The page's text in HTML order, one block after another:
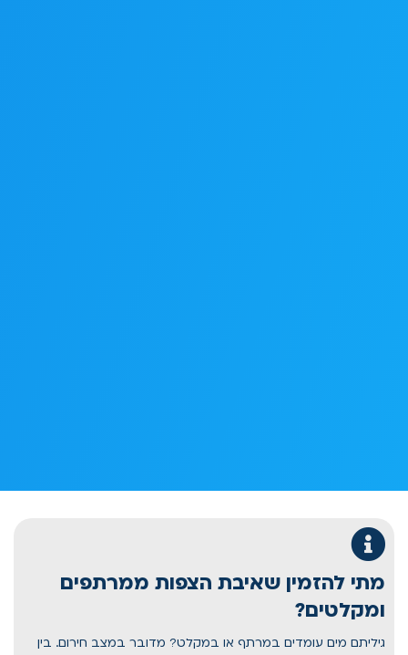
מתי להזמין שאיבת הצפות ממרתפים
ומקלטים?
גיליתם מים עומדים במרתף או במקלט? מדובר במצב חירום. בין